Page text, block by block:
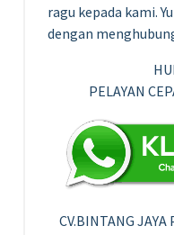
ragu kepada kami.
dengan
PELAYAN
CV.BINTANG